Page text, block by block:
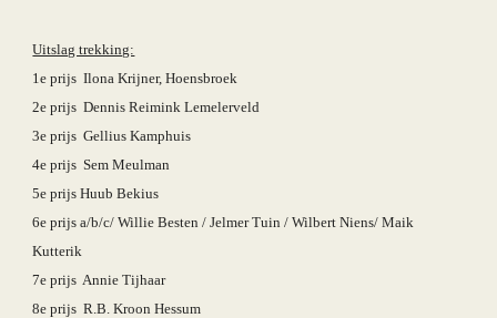
Uitslag trekking:
1e prijs  Ilona Krijner, Hoensbroek
2e prijs  Dennis Reimink Lemelerveld
3e prijs  Gellius Kamphuis
4e prijs  Sem Meulman
5e prijs Huub Bekius
6e prijs a/b/c/ Willie Besten / Jelmer Tuin / Wilbert Niens/ Maik
Kutterik
7e prijs  Annie Tijhaar
8e prijs  R.B. Kroon Hessum